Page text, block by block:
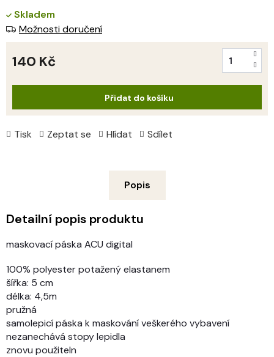
Tisk Zeptat se Hlídat Sdílet
Skladem
Možnosti doručení
140 Kč
Přidat do košíku
Popis
Detailní popis produktu
maskovací páska ACU digital
100% polyester potažený elastanem
šířka: 5 cm
délka: 4,5m
pružná
samolepicí páska k maskování veškerého vybavení
nezanechává stopy lepidla
znovu použiteln